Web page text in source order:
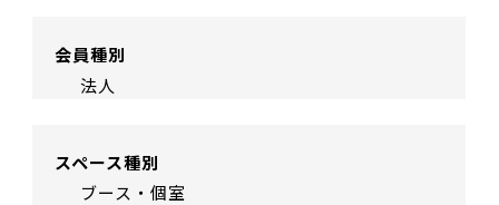
会員種別
法人
スペース種別
ブース・個室